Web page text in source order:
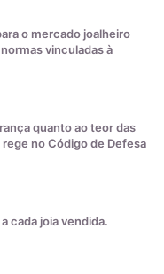
em laboratório como
características,
em laboratório
é um tipo de zircônia
o mercado joalheiro
vinculadas à
quanto ao teor das
no Código de Defesa
cada joia vendida.